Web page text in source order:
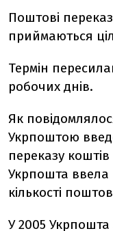
Поштові
приймаються
Термін
робочих днів.
Як
Укрпоштою
переказу коштів
Укрпошта ввела
кількості
У 2005